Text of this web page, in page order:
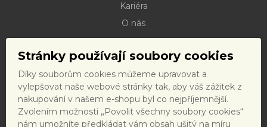
Stránky používají soubory cookies
Díky souborům cookies můžeme upravovat a
vylepšovat naše webové stránky tak, aby váš zážitek z
nakupování v našem e-shopu byl co nejpříjemnější.
Zvolením možnosti „Povolit všechny soubory cookies“
nám umožníte předkládat vám obsah ušitý na míru
Kariéra
O nás
Dokumenty ke stažení
Doprava
Reklamační řád
Reklamační formulář